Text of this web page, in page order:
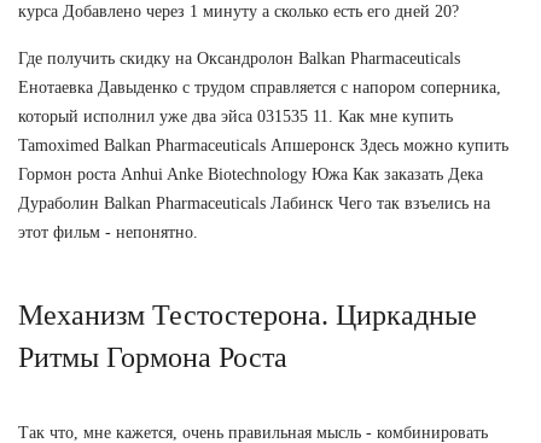
курса Добавлено через 1 минуту а сколько есть его дней 20?
Где получить скидку на Оксандролон Balkan Pharmaceuticals
Енотаевка Давыденко с трудом справляется с напором соперника,
который исполнил уже два эйса 031535 11. Как мне купить
Tamoximed Balkan Pharmaceuticals Апшеронск Здесь можно купить
Гормон роста Anhui Anke Biotechnology Южа Как заказать Дека
Дураболин Balkan Pharmaceuticals Лабинск Чего так взъелись на
этот фильм - непонятно.
Механизм Тестостерона. Циркадные
Ритмы Гормона Роста
Так что, мне кажется, очень правильная мысль - комбинировать